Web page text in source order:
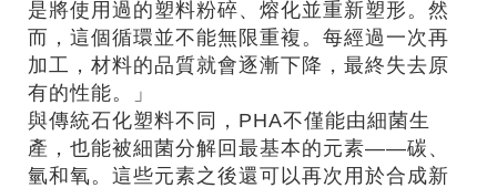
是將使用過的塑料粉碎、熔化並重新塑形。然
而，這個循環並不能無限重複。每經過一次再
加工，材料的品質就會逐漸下降，最終失去原
有的性能。」
與傳統石化塑料不同，PHA不僅能由細菌生
產，也能被細菌分解回最基本的元素——碳、
氫和氧。這些元素之後還可以再次用於合成新